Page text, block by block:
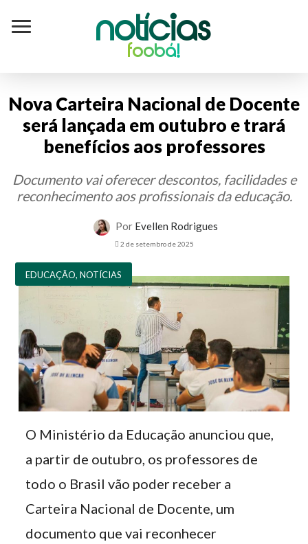
Notícias
foobá!
Nova Carteira Nacional de Docente
será lançada em outubro e trará
benefícios aos professores
Documento vai oferecer descontos, facilidades e
reconhecimento aos profissionais da educação.
Por Evellen Rodrigues
2 de setembro de 2025
EDUCAÇÃO,NOTÍCIAS
O Ministério da Educação anunciou que,
a partir de outubro, os professores de
todo o Brasil vão poder receber a
Carteira Nacional de Docente, um
documento que vai reconhecer